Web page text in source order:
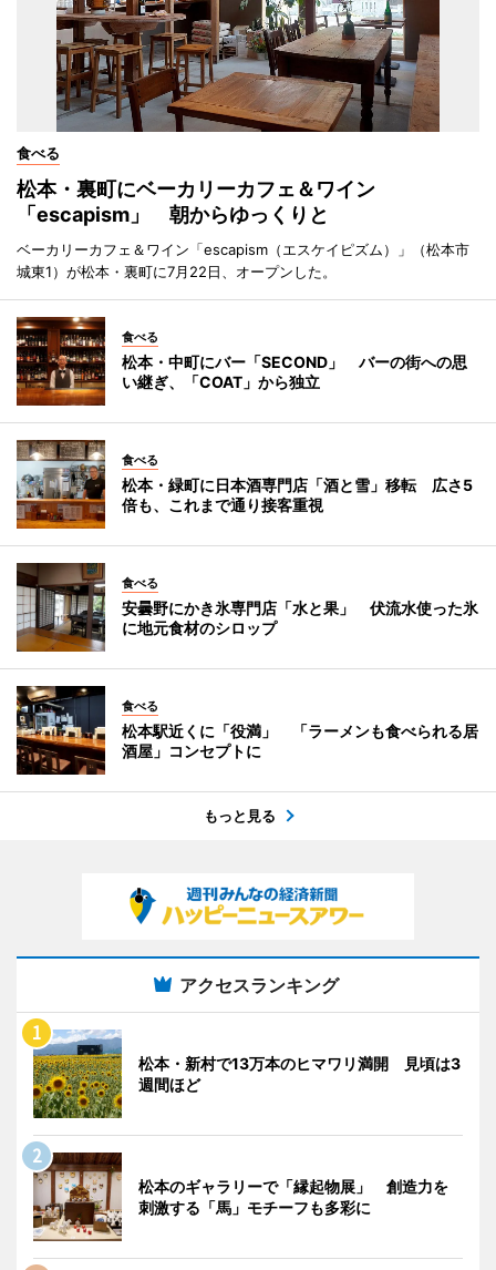
食べる
松本・裏町にベーカリーカフェ＆ワイン
「escapism」 朝からゆっくりと
ベーカリーカフェ＆ワイン「escapism（エスケイピズム）」（松本市
城東1）が松本・裏町に7月22日、オープンした。
食べる
松本・中町にバー「SECOND」 バーの街への思
い継ぎ、「COAT」から独立
食べる
松本・緑町に日本酒専門店「酒と雪」移転 広さ5
倍も、これまで通り接客重視
食べる
安曇野にかき氷専門店「水と果」 伏流水使った氷
に地元食材のシロップ
食べる
松本駅近くに「役満」 「ラーメンも食べられる居
酒屋」コンセプトに
もっと見る
アクセスランキング
松本・新村で13万本のヒマワリ満開 見頃は3
週間ほど
松本のギャラリーで「縁起物展」 創造力を
刺激する「馬」モチーフも多彩に